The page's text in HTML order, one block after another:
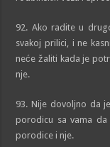
92. Ako radite u
svakoj prilici, i ne
neće žaliti kada je
nje.
93. Nije dovoljno da
porodicu sa vama da
porodice i nje.